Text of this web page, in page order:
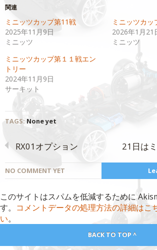
有
(新
し
い
ウ
ン
ド
ウ
で
開
き
ま
リ
ッ
ク
だ
さ
(新
し
ン
ウ
で
ま
す)
関連
ミニッツカップ第11戦
2025年11月9日
ミニッツ
ミニッツカッ
2026年1月21
ミニッツ
ミニッツカップ第１１戦エン
トリー
2024年11月9日
サーキット
TAGS: None yet
RX01オプション 21日は
NO COMMENT YET
このサイトはスパムを低減するために
す。 コメントデータの処理方法の詳細はこ
い。
BACK TO TOP ^